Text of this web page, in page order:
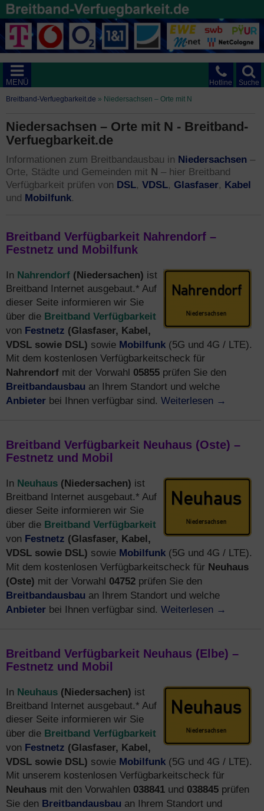
Suche
Hotline
MENÜ
Breitband-Verfuegbarkeit.de » Niedersachsen – Orte mit N
Niedersachsen – Orte mit N - Breitband-
Verfuegbarkeit.de
Informationen zum Breitbandausbau in Niedersachsen –
Orte, Städte und Gemeinden mit N – hier Breitband
Verfügbarkeit prüfen von DSL, VDSL, Glasfaser, Kabel
und Mobilfunk.
Breitband Verfügbarkeit Nahrendorf –
Festnetz und Mobilfunk
In Nahrendorf (Niedersachen) ist
Breitband Internet ausgebaut.* Auf
dieser Seite informieren wir Sie
über die Breitband Verfügbarkeit
von Festnetz (Glasfaser, Kabel,
VDSL sowie DSL) sowie Mobilfunk (5G und 4G / LTE).
Mit dem kostenlosen Verfügbarkeitscheck für
Nahrendorf mit der Vorwahl 05855 prüfen Sie den
Breitbandausbau an Ihrem Standort und welche
Anbieter bei Ihnen verfügbar sind. Weiterlesen →
Breitband Verfügbarkeit Neuhaus (Oste) –
Festnetz und Mobil
In Neuhaus (Niedersachen) ist
Breitband Internet ausgebaut.* Auf
dieser Seite informieren wir Sie
über die Breitband Verfügbarkeit
von Festnetz (Glasfaser, Kabel,
VDSL sowie DSL) sowie Mobilfunk (5G und 4G / LTE).
Mit dem kostenlosen Verfügbarkeitscheck für Neuhaus
(Oste) mit der Vorwahl 04752 prüfen Sie den
Breitbandausbau an Ihrem Standort und welche
Anbieter bei Ihnen verfügbar sind. Weiterlesen →
Breitband Verfügbarkeit Neuhaus (Elbe) –
Festnetz und Mobil
In Neuhaus (Niedersachen) ist
Breitband Internet ausgebaut.* Auf
dieser Seite informieren wir Sie
über die Breitband Verfügbarkeit
von Festnetz (Glasfaser, Kabel,
VDSL sowie DSL) sowie Mobilfunk (5G und 4G / LTE).
Mit unserem kostenlosen Verfügbarkeitscheck für
Neuhaus mit den Vorwahlen 038841 und 038845 prüfen
Sie den Breitbandausbau an Ihrem Standort und